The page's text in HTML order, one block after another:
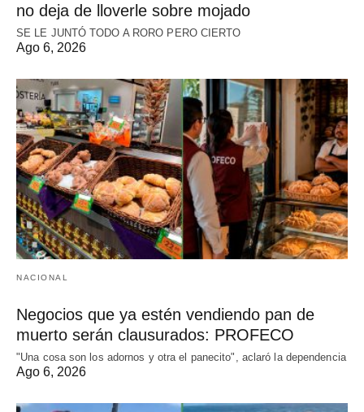
no deja de lloverle sobre mojado
SE LE JUNTÓ TODO A RORO PERO CIERTO
Ago 6, 2026
NACIONAL
Negocios que ya estén vendiendo pan de
muerto serán clausurados: PROFECO
"Una cosa son los adornos y otra el panecito", aclaró la dependencia
Ago 6, 2026